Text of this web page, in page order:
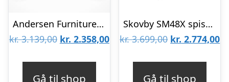
Andersen Furniture Scope spisebordsstol – Sort / Zink / Hvidpig. mat lak : Erling Christensen Møbler
kr.3.139,00 Den
kr. 2.358,00Den
Gå til shop
Skovby SM48X spisebordsstol – stabelbar : Erling Christensen Møbler
kr.3.699,00 Den
kr. 2.774,00
Gå til shop